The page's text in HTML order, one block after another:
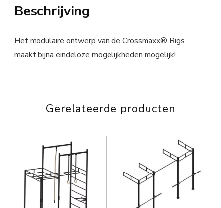
Beschrijving
Het modulaire ontwerp van de Crossmaxx® Rigs
maakt bijna eindeloze mogelijkheden mogelijk!
Gerelateerde producten